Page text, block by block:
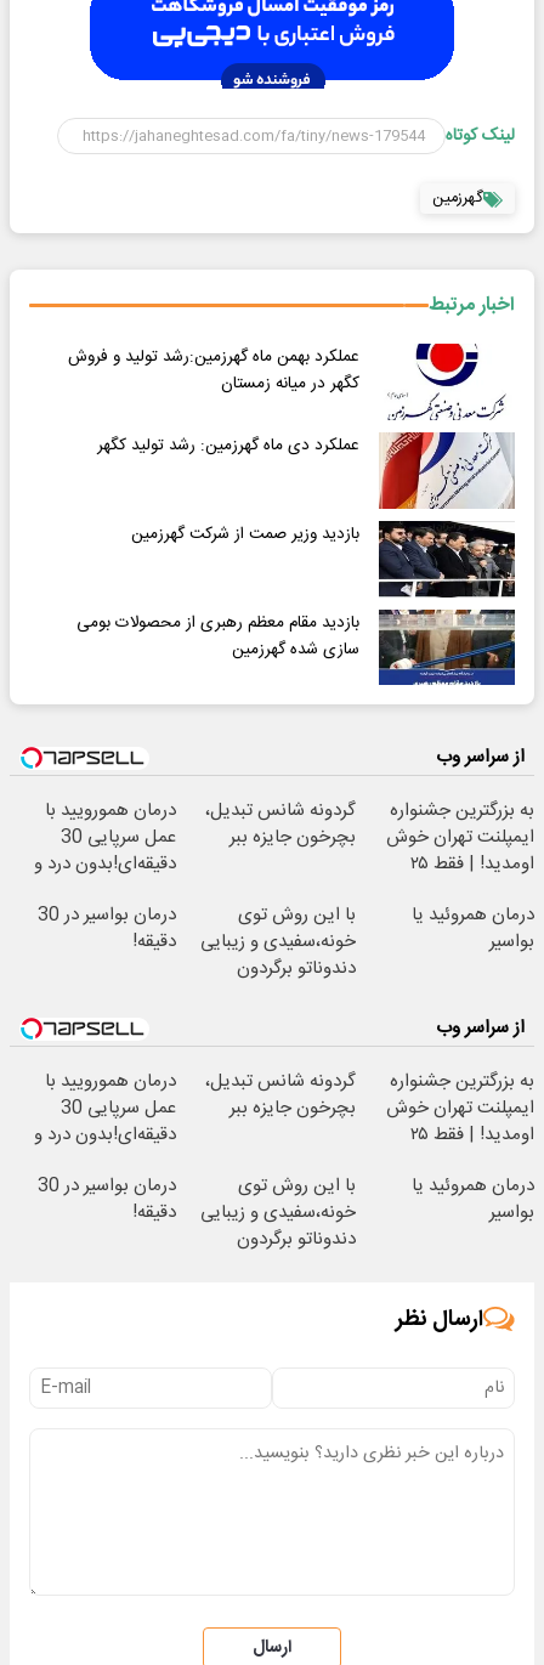
لینک کوتاه
گهرزمین
اخبار مرتبط
عملکرد بهمن ماه گهرزمین:رشد تولید و فروش
کگهر در میانه زمستان
عملکرد دی ماه گهرزمین: رشد تولید کگهر
بازدید وزیر صمت از شرکت گهرزمین
بازدید مقام معظم رهبری از محصولات بومی
سازی شده گهرزمین
از سراسر وب
به بزرگترین جشنواره
ایمپلنت تهران خوش
اومدید! | فقط ۲۵
گردونه شانس تبدیل،
بچرخون جایزه ببر
درمان همورویید با
عمل سرپایی 30
دقیقه‌ای!بدون درد و
درمان همروئید یا
بواسیر
با این روش توی
خونه،سفیدی و زیبایی
دندوناتو برگردون
درمان بواسیر در 30
دقیقه!
از سراسر وب
به بزرگترین جشنواره
ایمپلنت تهران خوش
اومدید! | فقط ۲۵
گردونه شانس تبدیل،
بچرخون جایزه ببر
درمان همورویید با
عمل سرپایی 30
دقیقه‌ای!بدون درد و
درمان همروئید یا
بواسیر
با این روش توی
خونه،سفیدی و زیبایی
دندوناتو برگردون
درمان بواسیر در 30
دقیقه!
ارسال نظر
ارسال